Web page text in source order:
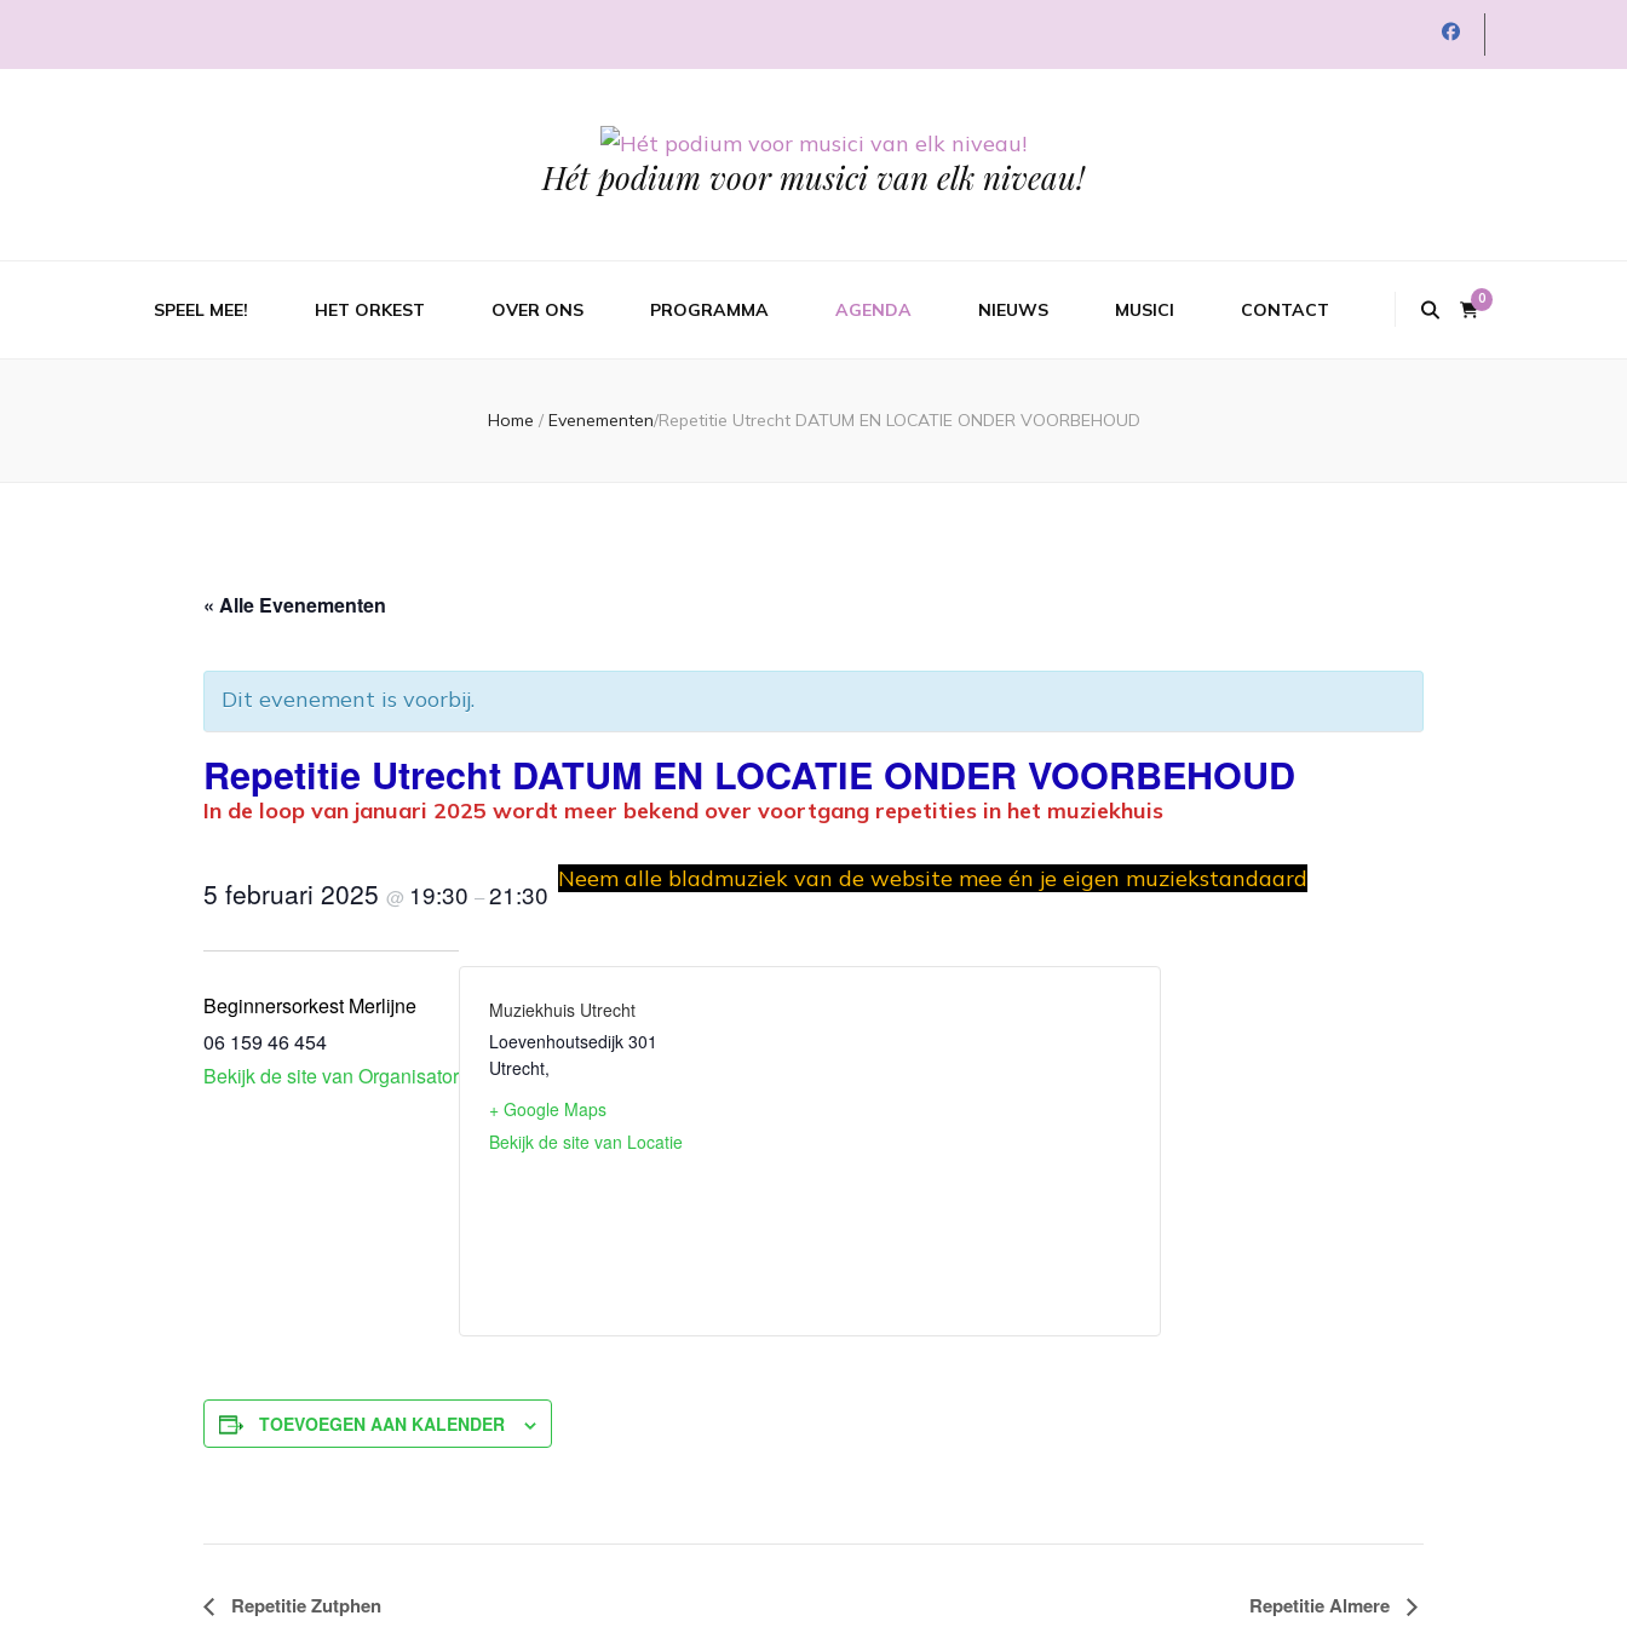
Hét podium voor musici van elk niveau!
SPEEL MEE! HET ORKEST OVER ONS PROGRAMMA AGENDA NIEUWS MUSICI CONTACT
0
Home / Evenementen/Repetitie Utrecht DATUM EN LOCATIE ONDER VOORBEHOUD
« Alle Evenementen
Dit evenement is voorbij.
Repetitie Utrecht DATUM EN LOCATIE ONDER VOORBEHOUD
In de loop van januari 2025 wordt meer bekend over voortgang repetities in het muziekhuis
5 februari 2025 @ 19:30 –21:30 Neem alle bladmuziek van de website mee én je eigen muziekstandaard
Beginnersorkest Merlijne
06 159 46 454
Bekijk de site van Organisator
Muziekhuis Utrecht
Loevenhoutsedijk 301
Utrecht,
+ Google Maps
Bekijk de site van Locatie
TOEVOEGEN AAN KALENDER
Evenement
Repetitie Zutphen Repetitie Almere